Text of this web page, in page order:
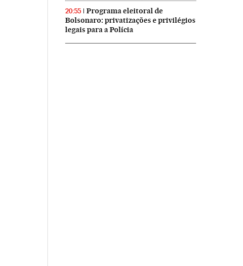
20:55
Programa eleitoral de
Bolsonaro: privatizações e privilégios
legais para a Polícia